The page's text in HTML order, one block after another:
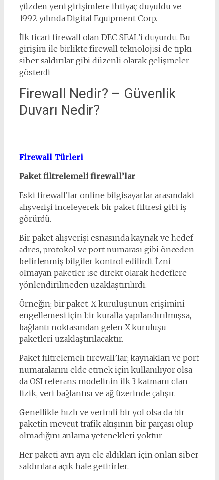
yüzden yeni girişimlere ihtiyaç duyuldu ve
1992 yılında Digital Equipment Corp.
İlk ticari firewall olan DEC SEAL’i duyurdu. Bu
girişim ile birlikte firewall teknolojisi de tıpkı
siber saldırılar gibi düzenli olarak gelişmeler
gösterdi
Firewall Nedir? – Güvenlik
Duvarı Nedir?
Firewall Türleri
Paket filtrelemeli firewall’lar
Eski firewall’lar online bilgisayarlar arasındaki
alışverişi inceleyerek bir paket filtresi gibi iş
görürdü.
Bir paket alışverişi esnasında kaynak ve hedef
adres, protokol ve port numarası gibi önceden
belirlenmiş bilgiler kontrol edilirdi. İzni
olmayan paketler ise direkt olarak hedeflere
yönlendirilmeden uzaklaştırılırdı.
Örneğin; bir paket, X kuruluşunun erişimini
engellemesi için bir kuralla yapılandırılmışsa,
bağlantı noktasından gelen X kuruluşu
paketleri uzaklaştırılacaktır.
Paket filtrelemeli firewall’lar; kaynakları ve port
numaralarını elde etmek için kullanılıyor olsa
da OSI referans modelinin ilk 3 katmanı olan
fizik, veri bağlantısı ve ağ üzerinde çalışır.
Genellikle hızlı ve verimli bir yol olsa da bir
paketin mevcut trafik akışının bir parçası olup
olmadığını anlama yetenekleri yoktur.
Her paketi ayrı ayrı ele aldıkları için onları siber
saldırılara açık hale getirirler.